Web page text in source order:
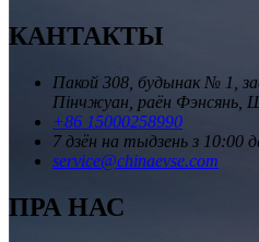
КАНТАКТЫ
Пакой 308, будынак № 1,
Пінчжуан, раён Фэнсянь,
+86 15000258990
7 дзён на тыдзень з 10:00
service@chinaevse.com
ПРА НАС